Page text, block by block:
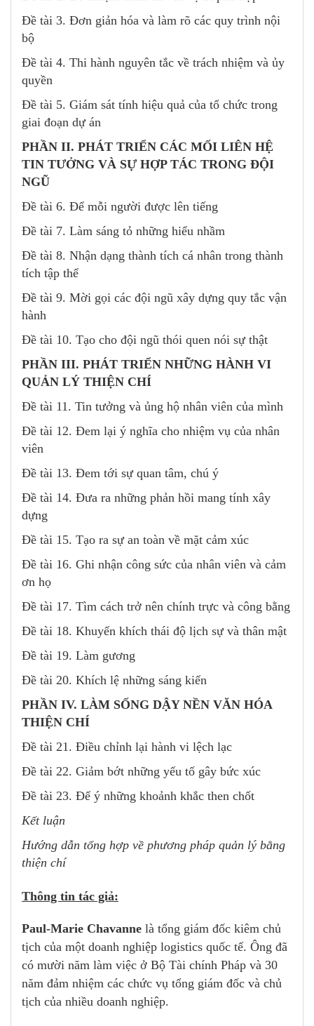
Đề tài 3. Đơn giản hóa và làm rõ các quy trình nội
bộ
Đề tài 4. Thi hành nguyên tắc về trách nhiệm và ủy
quyền
Đề tài 5. Giám sát tính hiệu quả của tổ chức trong
giai đoạn dự án
PHẦN II. PHÁT TRIỂN CÁC MỐI LIÊN HỆ
TIN TƯỞNG VÀ SỰ HỢP TÁC TRONG ĐỘI
NGŨ
Đề tài 6. Để mỗi người được lên tiếng
Đề tài 7. Làm sáng tỏ những hiểu nhầm
Đề tài 8. Nhận dạng thành tích cá nhân trong thành
tích tập thể
Đề tài 9. Mời gọi các đội ngũ xây dựng quy tắc vận
hành
Đề tài 10. Tạo cho đội ngũ thói quen nói sự thật
PHẦN III. PHÁT TRIỂN NHỮNG HÀNH VI
QUẢN LÝ THIỆN CHÍ
Đề tài 11. Tin tưởng và ủng hộ nhân viên của mình
Đề tài 12. Đem lại ý nghĩa cho nhiệm vụ của nhân
viên
Đề tài 13. Đem tới sự quan tâm, chú ý
Đề tài 14. Đưa ra những phản hồi mang tính xây
dựng
Đề tài 15. Tạo ra sự an toàn về mặt cảm xúc
Đề tài 16. Ghi nhận công sức của nhân viên và cảm
ơn họ
Đề tài 17. Tìm cách trở nên chính trực và công bằng
Đề tài 18. Khuyến khích thái độ lịch sự và thân mật
Đề tài 19. Làm gương
Đề tài 20. Khích lệ những sáng kiến
PHẦN IV. LÀM SỐNG DẬY NỀN VĂN HÓA
THIỆN CHÍ
Đề tài 21. Điều chỉnh lại hành vi lệch lạc
Đề tài 22. Giảm bớt những yếu tố gây bức xúc
Đề tài 23. Để ý những khoảnh khắc then chốt
Kết luận
Hướng dẫn tổng hợp về phương pháp quản lý bằng
thiện chí
Thông tin tác giả:
Paul-Marie Chavanne là tổng giám đốc kiêm chủ
tịch của một doanh nghiệp logistics quốc tế. Ông đã
có mười năm làm việc ở Bộ Tài chính Pháp và 30
năm đảm nhiệm các chức vụ tổng giám đốc và chủ
tịch của nhiều doanh nghiệp.